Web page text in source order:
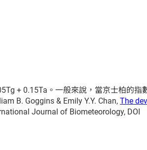
+ 0.15Ta。一般來說，當京士柏的指
B. Goggins & Emily Y.Y. Chan,The
Journal of Biometeorology, DOI